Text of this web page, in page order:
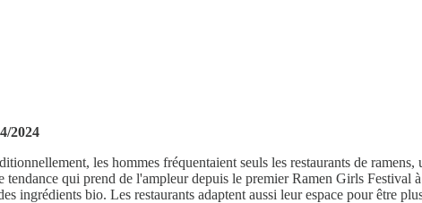
2024
les hommes fréquentaient seuls les restaurants de
qui prend de l'ampleur depuis le premier Ramen Girls Festival
ingrédients bio. Les restaurants adaptent aussi leur espace pour être